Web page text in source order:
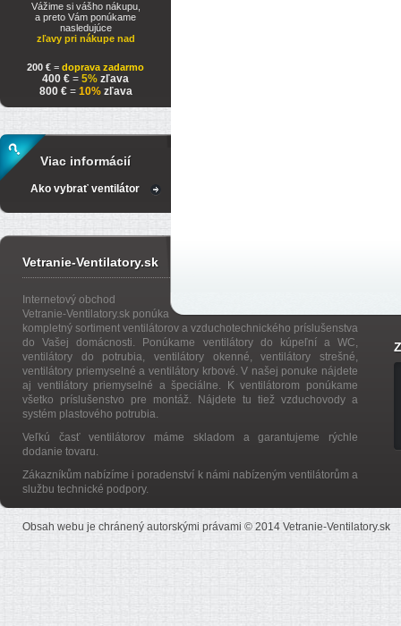
Vážime si vášho nákupu,
a preto Vám ponúkame
nasledujúce
zľavy pri nákupe nad
200 € = doprava zadarmo
400 € = 5% zľava
800 €= 10% zľava
Viac informácií
Ako vybrať ventilátor
Vetranie-Ventilatory.sk
Internetový obchod
Vetranie-Ventilatory.sk ponúka
kompletný sortiment ventilátorov a vzduchotechnického príslušenstva
do Vašej domácnosti. Ponúkame ventilátory do kúpeľní a WC,
ventilátory do potrubia, ventilátory okenné, ventilátory strešné,
ventilátory priemyselné a ventilátory krbové. V našej ponuke nájdete
aj ventilátory priemyselné a špeciálne. K ventilátorom ponúkame
všetko príslušenstvo pre montáž. Nájdete tu tiež vzduchovody a
systém plastového potrubia.
Veľkú časť ventilátorov máme skladom a garantujeme rýchle
dodanie tovaru.
Zákazníkům nabízíme i poradenství k námi nabízeným ventilátorům a
službu technické podpory.
Obsah webu je chránený autorskými právami © 2014 Vetranie-Ventilatory.sk